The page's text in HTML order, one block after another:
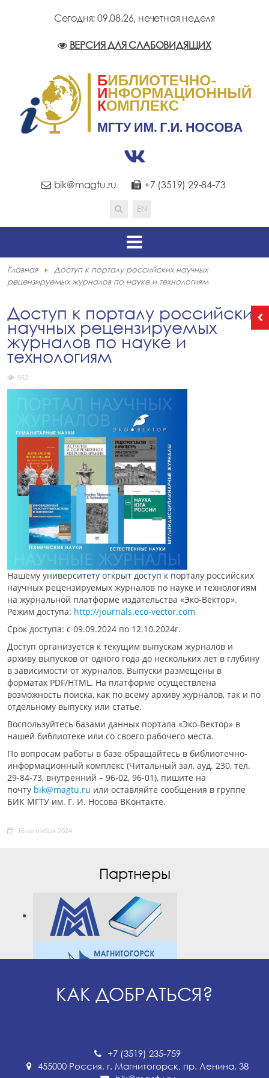
Сегодня: 09.08.26, нечетная неделя
ВЕРСИЯ ДЛЯ СЛАБОВИДЯЩИХ
bik@magtu.ru +7 (3519) 29-84-73
Главная
Доступ к порталу российских научных
рецензируемых журналов по науке и технологиям
Доступ к порталу российских
научных рецензируемых
журналов по науке и
технологиям
952
Нашему университету открыт доступ к порталу российских
научных рецензируемых журналов по науке и технологиям
на журнальной платформе издательства «Эко-Вектор».
Режим доступа: http://journals.eco-vector.com
Срок доступа: с 09.09.2024 по 12.10.2024г.
Доступ организуется к текущим выпускам журналов и
архиву выпусков от одного года до нескольких лет в глубину
в зависимости от журналов. Выпуски размещены в
форматах PDF/HTML. На платформе осуществлена
возможность поиска, как по всему архиву журналов, так и по
отдельному выпуску или статье.
Воспользуйтесь базами данных портала «Эко-Вектор» в
нашей библиотеке или со своего рабочего места.
По вопросам работы в базе обращайтесь в библиотечно-
информационный комплекс (Читальный зал, ауд. 230, тел.
29-84-73, внутренний – 96-02, 96-01), пишите на
почту bik@magtu.ru или оставляйте сообщения в группе
БИК МГТУ им. Г. И. Носова ВКонтакте.
16 сентября 2024
Партнеры
КАК ДОБРАТЬСЯ?
+7 (3519) 235-759
455000 Россия, г. Магнитогорск, пр. Ленина, 38